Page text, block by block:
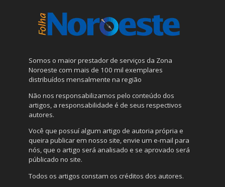
Somos o maior prestador de serviços da Zona
Noroeste com mais de 100 mil exemplares
distribuídos mensalmente na região
Não nos responsabilizamos pelo conteúdo dos
artigos, a responsabilidade é de seus respectivos
autores.
Você que possuí algum artigo de autoria própria e
queira publicar em nosso site, envie um e-mail para
nós, que o artigo será analisado e se aprovado será
públicado no site.
Todos os artigos constam os créditos dos autores.